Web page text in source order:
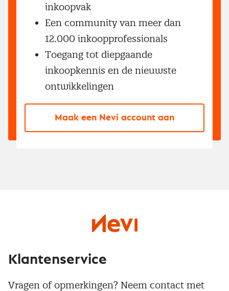
inkoopvak
Een community van meer dan
12.000 inkoopprofessionals
Toegang tot diepgaande
inkoopkennis en de nieuwste
ontwikkelingen
Maak een Nevi account aan
Klantenservice
Vragen of opmerkingen? Neem contact met